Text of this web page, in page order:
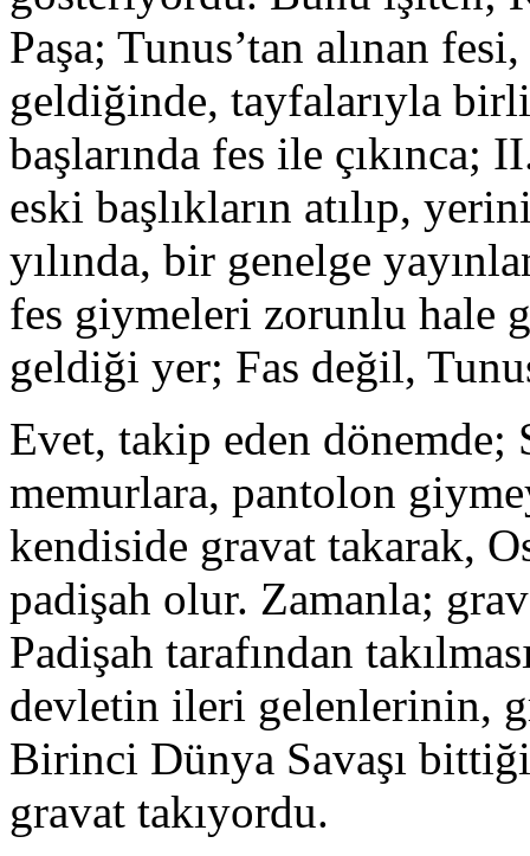
Paşa; Tunus’tan alınan
geldiğinde, tayfalarıyla
başlarında fes ile
eski başlıkların atılıp,
yılında, bir genelge
fes giymeleri zorunlu hale
geldiği yer; Fas değil,
Evet, takip eden
memurlara, pantolon
kendiside gravat takarak,
padişah olur. Zamanla;
Padişah tarafından
devletin ileri gelenlerinin,
Birinci Dünya Savaşı
gravat takıyordu.